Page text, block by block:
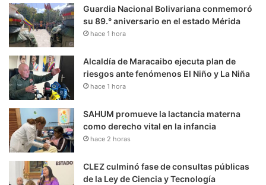
Guardia Nacional Bolivariana conmemoró
su 89.° aniversario en el estado Mérida
hace 1 hora
Alcaldía de Maracaibo ejecuta plan de
riesgos ante fenómenos El Niño y La Niña
hace 1 hora
SAHUM promueve la lactancia materna
como derecho vital en la infancia
hace 2 horas
CLEZ culminó fase de consultas públicas
de la Ley de Ciencia y Tecnología